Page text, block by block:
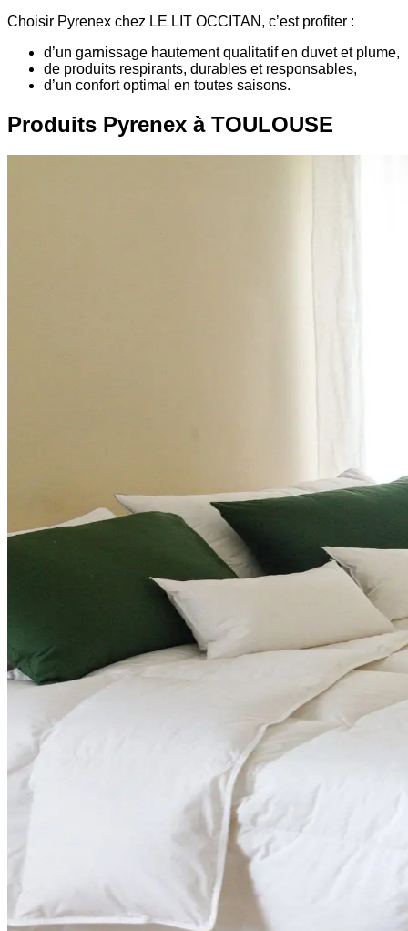
Choisir Pyrenex chez LE LIT OCCITAN, c’est profiter :
d’un garnissage hautement qualitatif en duvet et plume,
de produits respirants, durables et responsables,
d’un confort optimal en toutes saisons.
Produits Pyrenex à TOULOUSE